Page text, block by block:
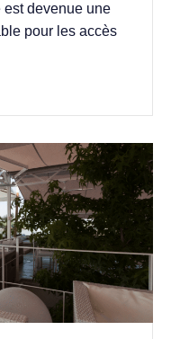
est devenue une
pour les accès